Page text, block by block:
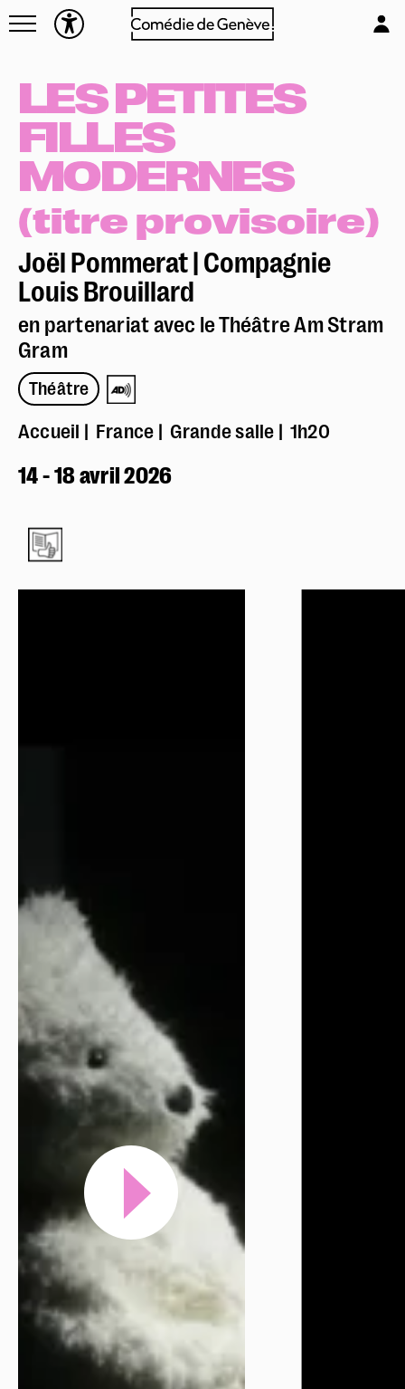
Navettes
Foire aux questions
L'équipe
Partenaires
Mécénat & sponsoring
Louer la Comédie
Technique
Réserver en ligne
Mon compte
Votre venue
Newsletter
LES PETITES
FILLES
MODERNES
(titre provisoire)
Joël Pommerat | Compagnie
Louis Brouillard
en partenariat avec le Théâtre Am Stram
Gram
Théâtre
Accueil France Grande salle 1h20
14 - 18 avril 2026